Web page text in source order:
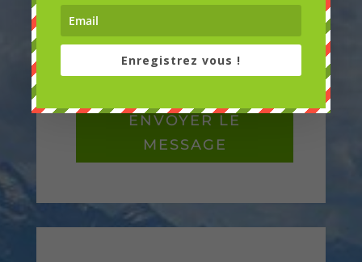
ENVOYER LE
MESSAGE
Enregistrez vous !